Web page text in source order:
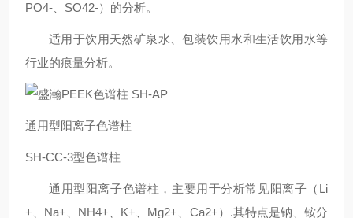
PO4-、SO42-）的分析。
适用于饮用天然矿泉水、包装饮用水和生活饮用水等
行业的痕量分析。
通用型阳离子色谱柱
SH-CC-3型色谱柱
通用型阳离子色谱柱，主要用于分析常见阳离子（Li
+、Na+、NH4+、K+、Mg2+、Ca2+）.其特点是钠、铵分